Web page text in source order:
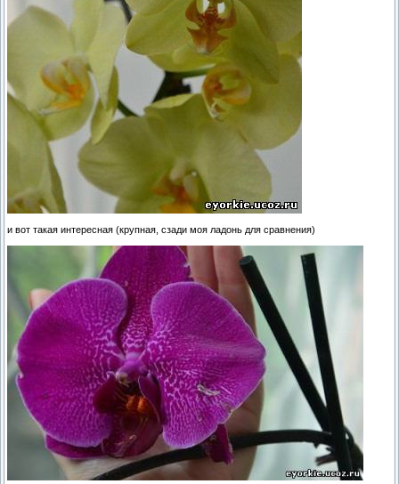
и вот такая интересная (крупная, сзади моя ладонь для сравнения)